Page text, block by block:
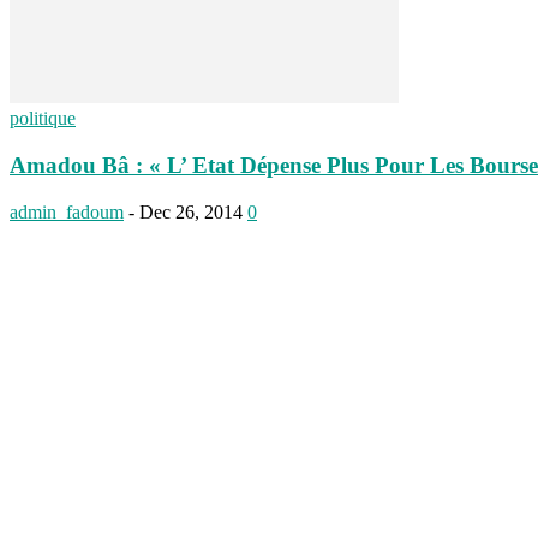
politique
Amadou Bâ : « L’ Etat Dépense Plus Pour Les
admin_fadoum - Dec 26, 2014 0